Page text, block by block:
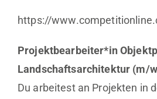
https://
Projektbearbeiter*in
Landschaftsarchitektur (m/
Du arbeitest an Projekten in